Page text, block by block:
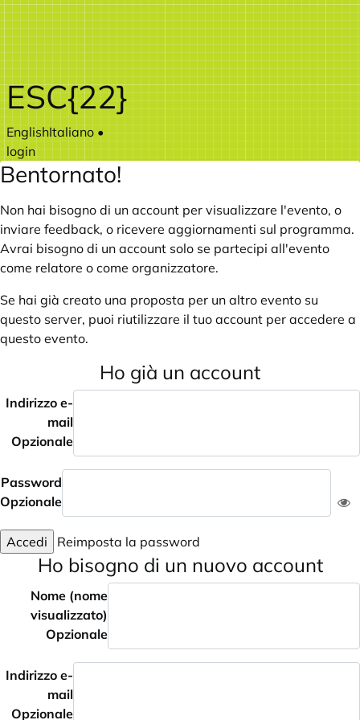
Vai al contenuto principale
ESC{22}
EnglishItaliano•
login
Bentornato!
Non hai bisogno di un account per visualizzare l'evento, o
inviare feedback, o ricevere aggiornamenti sul programma.
Avrai bisogno di un account solo se partecipi all'evento
come relatore o come organizzatore.
Se hai già creato una proposta per un altro evento su
questo server, puoi riutilizzare il tuo account per accedere a
questo evento.
Ho già un account
Indirizzo e-
mail
Opzionale
Password
Opzionale
Accedi Reimposta la password
Ho bisogno di un nuovo account
Nome (nome
visualizzato)
Opzionale
Indirizzo e-
mail
Opzionale